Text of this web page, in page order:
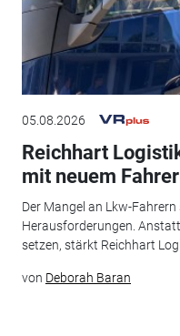
05.08.2026
Reichhart
mit neuem
Der Mangel an Lkw-
Herausforderungen.
setzen, stärkt Reichhart
von Deborah Baran